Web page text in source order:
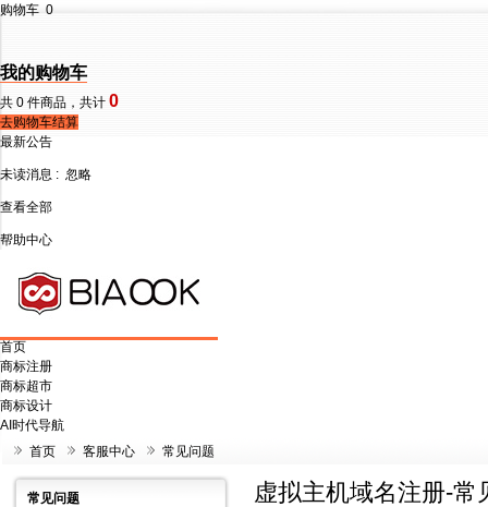
购物车 0
我的购物车
共 0 件商品，共计 0
去购物车结算
最新公告
未读消息 : 忽略
查看全部
帮助中心
首页
商标注册
商标超市
商标设计
AI时代导航
首页
客服中心 常见问题
常见问题
虚拟主机域名注册-常